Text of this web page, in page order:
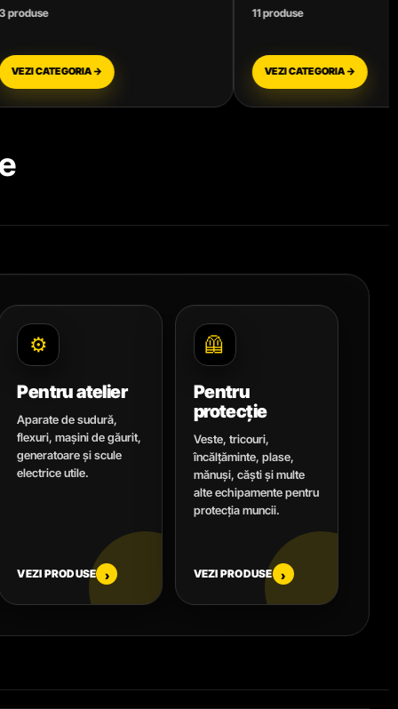
VEZI CATEGORIA → VEZI
⚙️
Pentru atelier
Aparate de sudură,
flexuri, mașini de găurit,
generatoare și scule
electrice utile.
VEZI PRODUSE ›
🦺
Pentru
protecție
Veste, tricouri,
încălțăminte, plase,
mănuși, căști și multe
alte echipamente pentru
protecția muncii.
VEZI PRODUSE ›